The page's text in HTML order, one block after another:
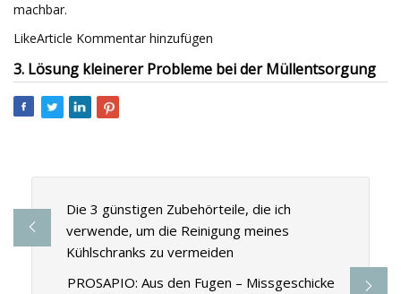
machbar.
LikeArticle Kommentar hinzufügen
3. Lösung kleinerer Probleme bei der Müllentsorgung
Die 3 günstigen Zubehörteile, die ich
verwende, um die Reinigung meines
Kühlschranks zu vermeiden
PROSAPIO: Aus den Fugen – Missgeschicke